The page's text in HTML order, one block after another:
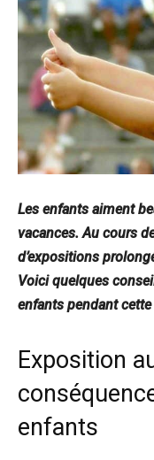
Les enfants aiment
vacances. Au cours
d’expositions
Voici quelques
enfants pendant
Exposition
enfants